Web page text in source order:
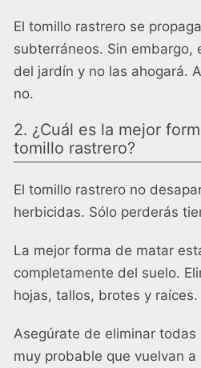
El tomillo rastrero se
subterráneos. Sin embargo,
del jardín y no las ahogará.
no.
2. ¿Cuál es la mejor
tomillo rastrero?
El tomillo rastrero no
herbicidas. Sólo perderás
La mejor forma de matar
completamente del suelo.
hojas, tallos, brotes y raíces.
Asegúrate de eliminar todas
muy probable que vuelvan a